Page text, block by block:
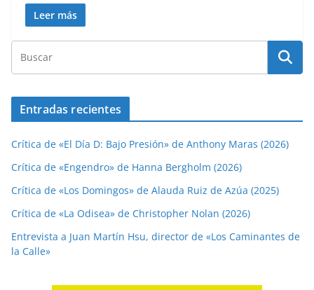
Leer más
Entradas recientes
Crítica de «El Día D: Bajo Presión» de Anthony Maras (2026)
Crítica de «Engendro» de Hanna Bergholm (2026)
Crítica de «Los Domingos» de Alauda Ruiz de Azúa (2025)
Crítica de «La Odisea» de Christopher Nolan (2026)
Entrevista a Juan Martín Hsu, director de «Los Caminantes de
la Calle»